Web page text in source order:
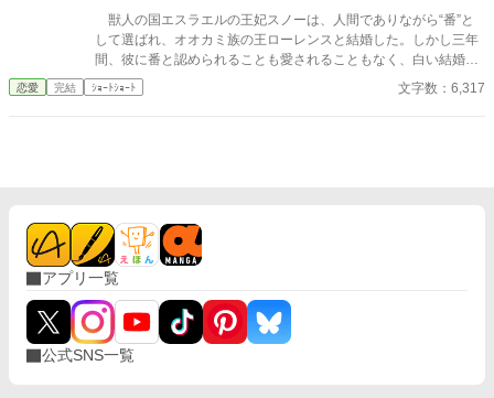
獣人の国エスラエルの王妃スノーは、人間でありながら“番”と
して選ばれ、オオカミ族の王ローレンスと結婚した。しかし三年
間、彼に番と認められることも愛されることもなく、白い結婚の
まま冷遇され続ける。 それでも王妃として国に尽くしてきたス
ノーだったが、ある日、ローレンスが別の令嬢レイアーを懐妊さ
式の誓いの瞬間へと戻される。 番から逃れようと、スノーは何
度も死を選ぶが――。
恋愛 完結 ｼｮｰﾄｼｮｰﾄ 文字数：6,317
アプリ一覧
公式SNS一覧